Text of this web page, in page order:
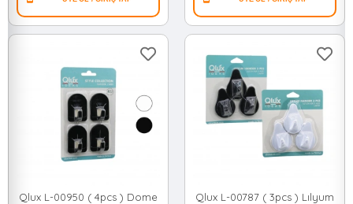
Qlux L-00950 ( 4pcs ) Dome
Qlux L-00787 ( 3pcs ) Lılyum